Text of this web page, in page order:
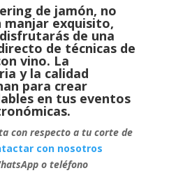
de jamón, no
manjar exquisito,
de una
de técnicas de
vino. La
y la calidad
para crear
en tus eventos
con respecto a tu corte de
con nosotros
o teléfono